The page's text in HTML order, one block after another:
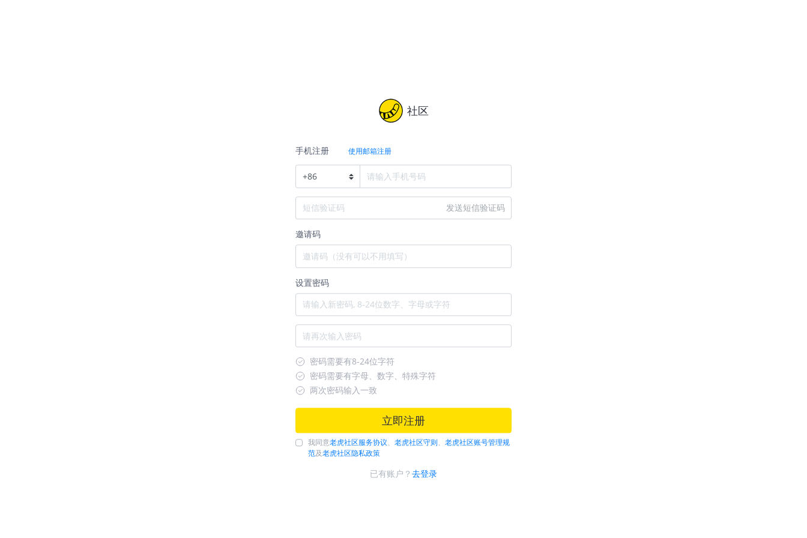
社区
手机注册 使用邮箱注册
+86
发送短信验证码
邀请码
设置密码
密码需要有8-24位字符
密码需要有字母、数字、特殊字符
两次密码输入一致
立即注册
我同意老虎社区服务协议、 老虎社区守则、 老虎社区账号管理规
范及老虎社区隐私政策
已有账户？ 去登录